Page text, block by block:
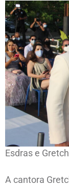
Esdras e
A cantora